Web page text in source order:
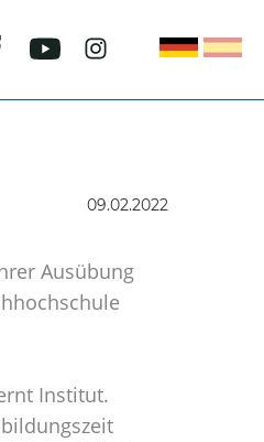
09.02.2022
Ausübung
Institut.